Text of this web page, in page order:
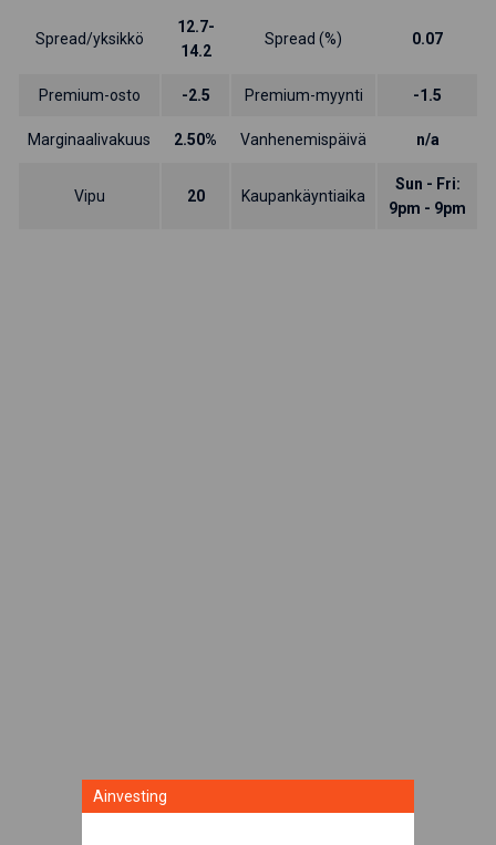
Spread/yksikkö
12.7-
14.2
Spread (%) 0.07
Premium-osto -2.5 Premium-myynti -1.5
Marginaalivakuus 2.50% Vanhenemispäivä n/a
Vipu 20 Kaupankäyntiaika
Sun - Fri:
9pm - 9pm
Ainvesting